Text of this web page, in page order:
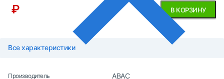
₽ В КОРЗИНУ
Все характеристики
Производитель ABAC